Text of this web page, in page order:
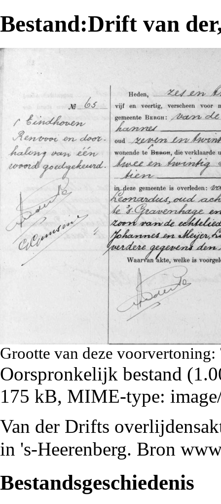
Bestand:Drift van
Grootte van deze voorvertoning:
Oorspronkelijk bestand
175 kB, MIME-type:
Van der Drifts
in 's-Heerenberg. Bron
Bestandsgeschiedenis